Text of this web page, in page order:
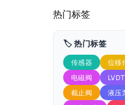
热门标签
🏷️ 热门标签
传感器
位移
电磁阀
LVDT
截止阀
液压